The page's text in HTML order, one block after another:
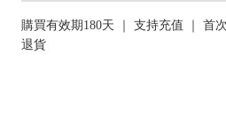
購買有效期180天 ｜ 支持充值 ｜ 首
退貨